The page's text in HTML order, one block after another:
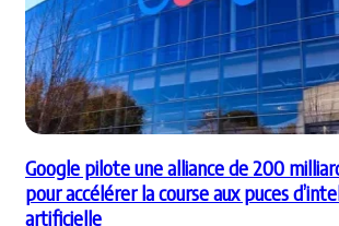
Google pilote une alliance de 200
pour accélérer la course aux puces
artificielle